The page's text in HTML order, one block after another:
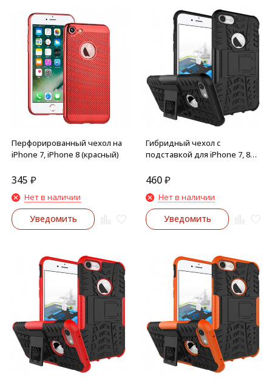
Перфорированный чехол на
iPhone 7, iPhone 8 (красный)
345 ₽
Нет в наличии
Уведомить
Гибридный чехол с
подставкой для iPhone 7, 8
460₽
Нет в наличии
Уведомить